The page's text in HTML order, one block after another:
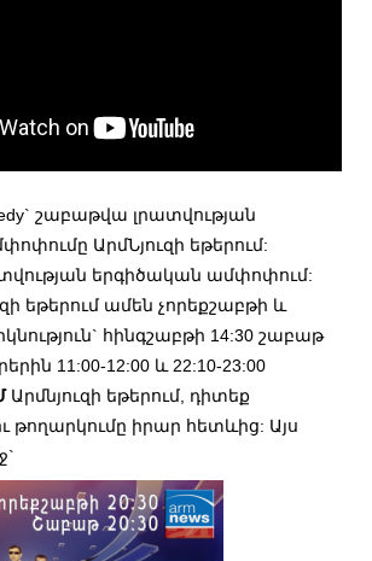
շաբաթվա լրատվության
ԱրմՆյուզի եթերում:
երգիծական ամփոփում:
եթերում ամեն չորեքշաբթի և
հինգշաբթի 14:30 շաբաթ
11:00-12:00 և 22:10-23:00
Արմնյուզի եթերում, դիտեք
թողարկումը իրար հետևից: Այս